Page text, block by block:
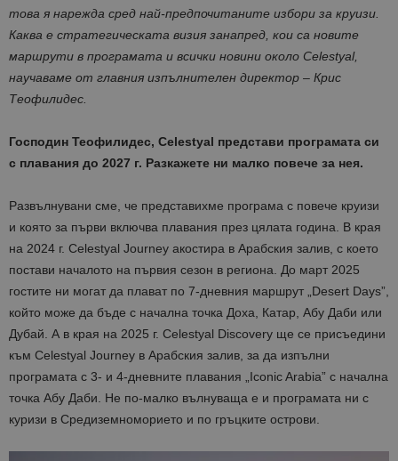
това я нарежда сред най-предпочитаните избори за круизи.
Каква е стратегическата визия занапред, кои са новите
маршрути в програмата и всички новини около Celestyal,
научаваме от главния изпълнителен директор – Крис
Теофилидес.
Господин Теофилидес, Celestyal представи програмата си
с плавания до 2027 г. Разкажете ни малко повече за нея.
Развълнувани сме, че представихме програма с повече круизи
и която за първи включва плавания през цялата година. В края
на 2024 г. Celestyal Journey акостира в Арабския залив, с което
постави началото на първия сезон в региона. До март 2025
гостите ни могат да плават по 7-дневния маршрут „Desert Days”,
който може да бъде с начална точка Доха, Катар, Абу Даби или
Дубай. А в края на 2025 г. Celestyal Discovery ще се присъедини
към Celestyal Journey в Арабския залив, за да изпълни
програмата с 3- и 4-дневните плавания „Iconic Arabia” с начална
точка Абу Даби. Не по-малко вълнуваща е и програмата ни с
куризи в Средиземноморието и по гръцките острови.